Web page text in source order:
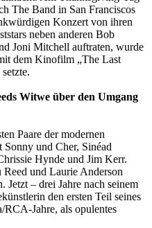
The Band in San Franciscos
Konzert von ihren
neben anderen Bob
Joni Mitchell auftraten, wurde
dem Kinofilm „The Last
Witwe über den Umgang
Paare der modernen
und Cher, Sinéad
Hynde und Jim Kerr.
und Laurie Anderson
– drei Jahre nach seinem
den ersten Teil seines
RCA-Jahre, als opulentes